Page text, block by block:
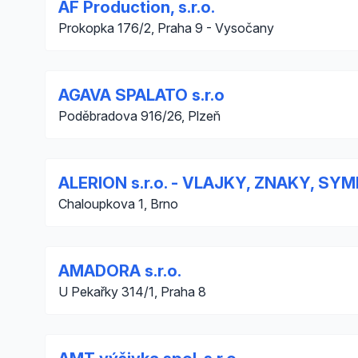
AF Production, s.r.o.
Prokopka 176/2, Praha 9 - Vysočany
AGAVA SPALATO s.r.o
Poděbradova 916/26, Plzeň
ALERION s.r.o. - VLAJKY, ZNAKY,
Chaloupkova 1, Brno
AMADORA s.r.o.
U Pekařky 314/1, Praha 8